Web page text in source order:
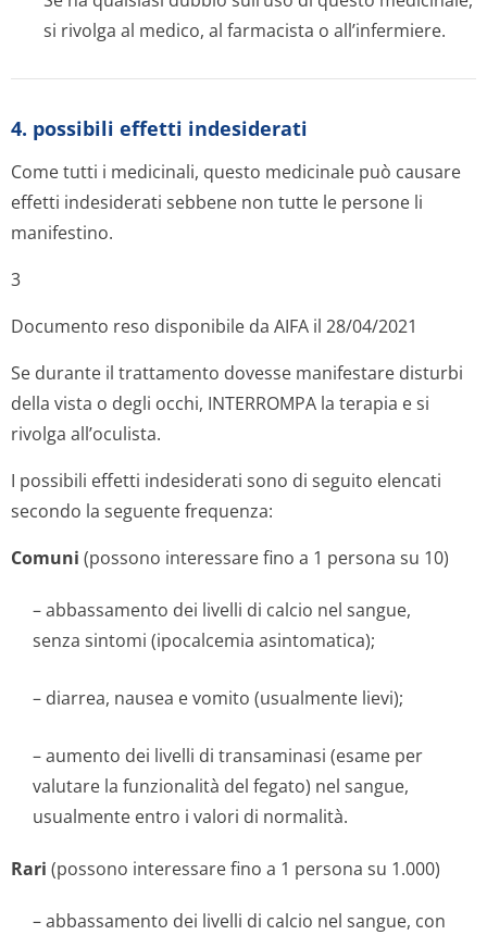
si rivolga al medico, al farmacista o all’infermiere.
4. possibili effetti indesiderati
Come tutti i medicinali, questo medicinale può causare
effetti indesiderati sebbene non tutte le persone li
manifestino.
3
Documento reso disponibile da AIFA il 28/04/2021
Se durante il trattamento dovesse manifestare disturbi
della vista o degli occhi, INTERROMPA la terapia e si
rivolga all’oculista.
I possibili effetti indesiderati sono di seguito elencati
secondo la seguente frequenza:
Comuni (possono interessare fino a 1 persona su 10)
– abbassamento dei livelli di calcio nel sangue,
senza sintomi (ipocalcemia asintomatica);
– diarrea, nausea e vomito (usualmente lievi);
– aumento dei livelli di transaminasi (esame per
valutare la funzionalità del fegato) nel sangue,
usualmente entro i valori di normalità.
Rari (possono interessare fino a 1 persona su 1.000)
– abbassamento dei livelli di calcio nel sangue, con